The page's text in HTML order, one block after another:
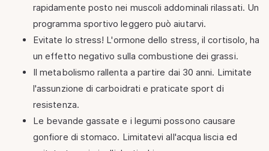
rapidamente posto nei muscoli addominali rilassati. Un
programma sportivo leggero può aiutarvi.
Evitate lo stress! L'ormone dello stress, il cortisolo, ha
un effetto negativo sulla combustione dei grassi.
Il metabolismo rallenta a partire dai 30 anni. Limitate
l'assunzione di carboidrati e praticate sport di
resistenza.
Le bevande gassate e i legumi possono causare
gonfiore di stomaco. Limitatevi all'acqua liscia ed